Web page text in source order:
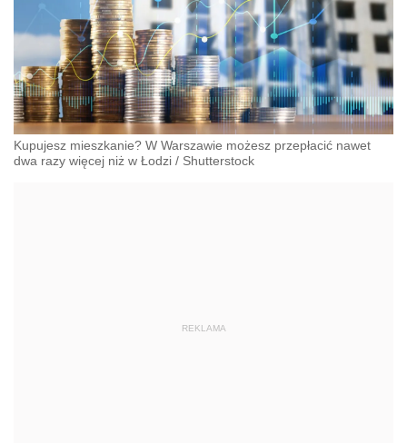
Kupujesz mieszkanie? W Warszawie możesz przepłacić nawet
dwa razy więcej niż w Łodzi / Shutterstock